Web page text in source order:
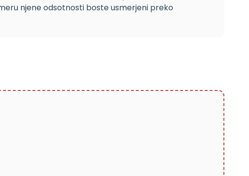
njene odsotnosti boste usmerjeni preko